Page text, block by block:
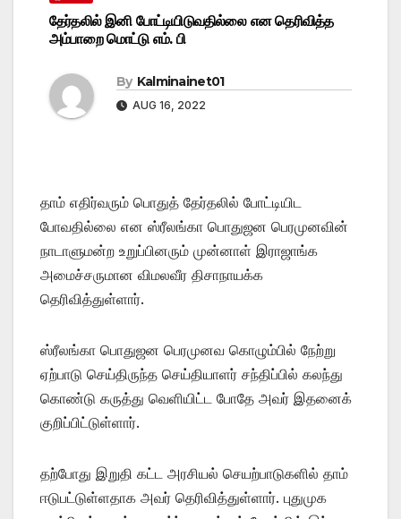
தேர்தலில் இனி போட்டியிடுவதில்லை என தெரிவித்த
அம்பாறை மொட்டு எம். பி
By Kalminainet01
AUG 16, 2022
தாம் எதிர்வரும் பொதுத் தேர்தலில் போட்டியிட
போவதில்லை என ஸ்ரீலங்கா பொதுஜன பெரமுனவின்
நாடாளுமன்ற உறுப்பினரும் முன்னாள் இராஜாங்க
அமைச்சருமான விமலவீர திசாநாயக்க
தெரிவித்துள்ளார்.
ஸ்ரீலங்கா பொதுஜன பெரமுனவ கொழும்பில் நேற்று
ஏற்பாடு செய்திருந்த செய்தியாளர் சந்திப்பில் கலந்து
கொண்டு கருத்து வெளியிட்ட போதே அவர் இதனைக்
குறிப்பிட்டுள்ளார்.
தற்போது இறுதி கட்ட அரசியல் செயற்பாடுகளில் தாம்
ஈடுபட்டுள்ளதாக அவர் தெரிவித்துள்ளார். புதுமுக